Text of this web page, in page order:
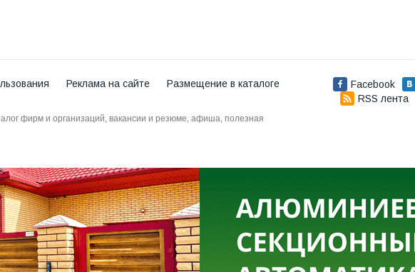
Реклама на сайте Размещение в каталоге
фирм и организаций, вакансии и резюме, афиша, полезная
Facebook
RSS лента